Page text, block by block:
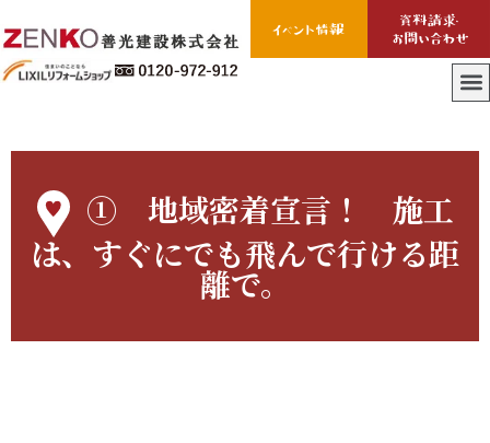
① 地域密着宣言！ 施工
は、すぐにでも飛んで行ける距
離で。